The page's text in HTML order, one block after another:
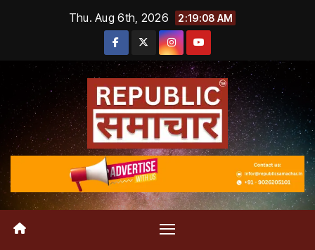
Thu. Aug 6th, 2026 2:19:09 AM